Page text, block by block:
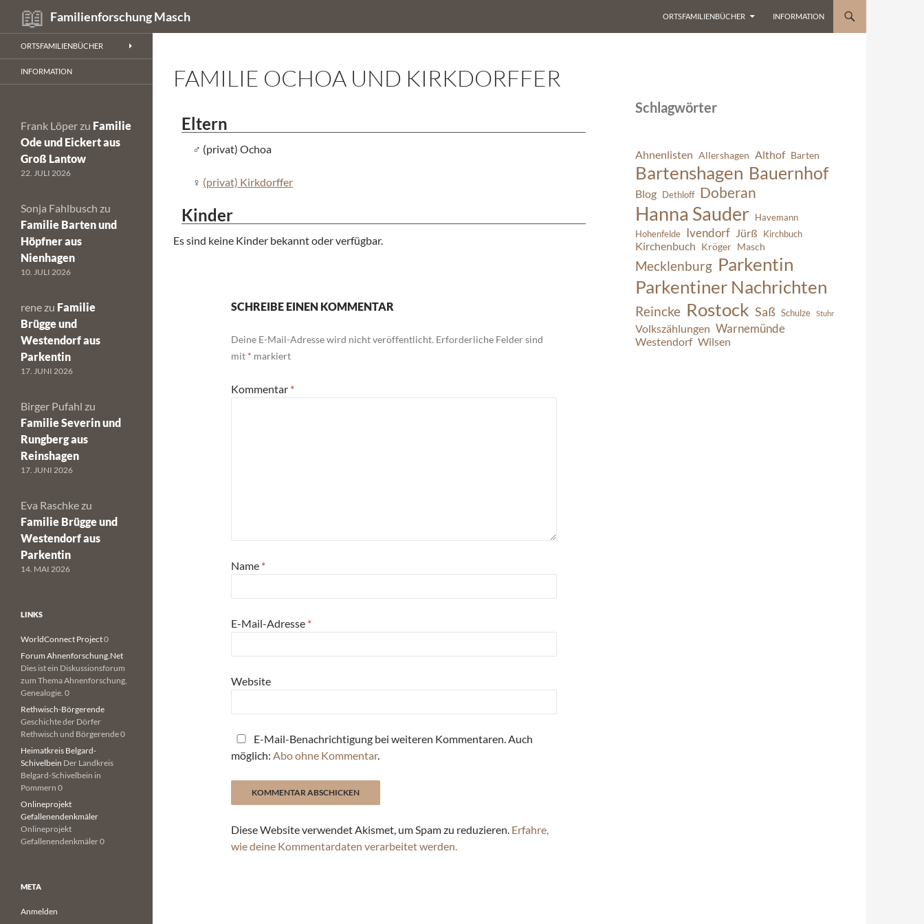
Inhalt
springen
Familienforschung Masch
Suchen
ORTSFAMILIENBÜCHER INFORMATION
FAMILIE OCHOA UND KIRKDORFFER
Eltern
(privat) Ochoa
(privat) Kirkdorffer
Kinder
Es sind keine Kinder bekannt oder verfügbar.
SCHREIBE EINEN KOMMENTAR
Deine E-Mail-Adresse wird nicht veröffentlicht. Erforderliche Felder sind
mit * markiert
Kommentar *
Name *
E-Mail-Adresse *
Website
E-Mail-Benachrichtigung bei weiteren Kommentaren. Auch
möglich: Abo ohne Kommentar.
Diese Website verwendet Akismet, um Spam zu reduzieren. Erfahre,
wie deine Kommentardaten verarbeitet werden.
Schlagwörter
Ahnenlisten Allershagen Althof Barten
Bartenshagen Bauernhof
Blog Dethloff Doberan
Hanna Sauder
Havemann
Hohenfelde Ivendorf Jürß Kirchbuch
Kirchenbuch Kröger Masch
Mecklenburg Parkentin
Parkentiner Nachrichten
Reincke Rostock Saß Schulze Stuhr
Volkszählungen Warnemünde
Westendorf Wilsen
ORTSFAMILIENBÜCHER
INFORMATION
Frank Löper zu Familie
Ode und Eickert aus
Groß Lantow
22. JULI 2026
Sonja Fahlbusch zu
Familie Barten und
Höpfner aus
Nienhagen
10. JULI 2026
rene zu Familie
Brügge und
Westendorf aus
Parkentin
17. JUNI 2026
Birger Pufahl zu
Familie Severin und
Rungberg aus
Reinshagen
17. JUNI 2026
Eva Raschke zu
Familie Brügge und
Westendorf aus
Parkentin
14. MAI 2026
LINKS
WorldConnect Project0
Forum Ahnenforschung.Net
Dies ist ein Diskussionsforum
zum Thema Ahnenforschung,
Genealogie. 0
Rethwisch-Börgerende
Geschichte der Dörfer
Rethwisch und Börgerende 0
Heimatkreis Belgard-
Schivelbein Der Landkreis
Belgard-Schivelbein in
Pommern 0
Onlineprojekt
Gefallenendenkmäler
Onlineprojekt
Gefallenendenkmäler 0
META
Anmelden